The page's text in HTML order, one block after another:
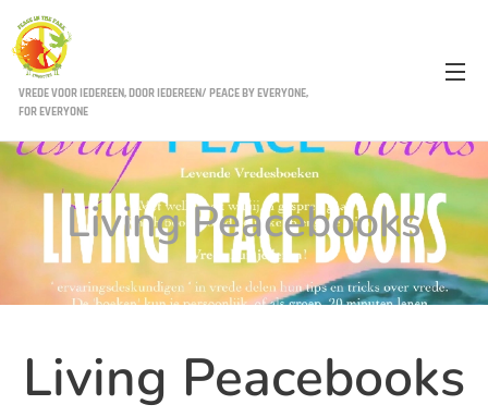
VREDE VOOR IEDEREEN, DOOR IEDEREEN/ PEACE BY EVERYONE,
FOR EVERYONE
Living Peacebooks
Living Peacebooks